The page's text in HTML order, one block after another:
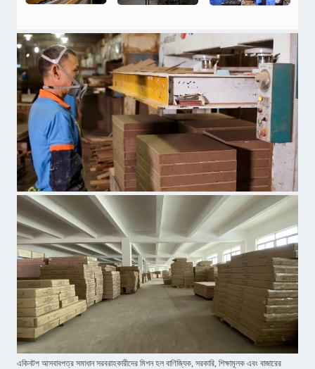
একিনটপ আসবাবপত্র সমাধান সরবরাহকারীদের মিশন হল বাণিজ্যিক, সরকারি, শিক্ষামূলক এবং বাজারের